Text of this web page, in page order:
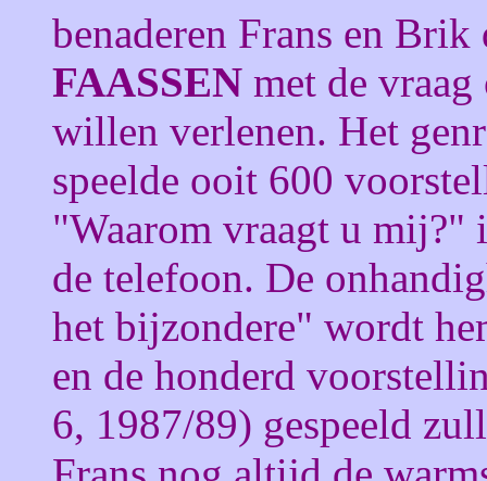
benaderen Frans en
FAASSEN met de
willen verlenen. Het
speelde ooit 600
"Waarom vraagt u mij?"
de telefoon. De
het bijzondere" wordt
en de honderd
6, 1987/89) gespeeld